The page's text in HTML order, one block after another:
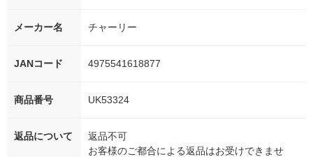
メーカー名 チャーリー
JANコード 4975541618877
商品番号 UK53324
返品について
返品不可
お客様のご都合による返品はお受けできませ